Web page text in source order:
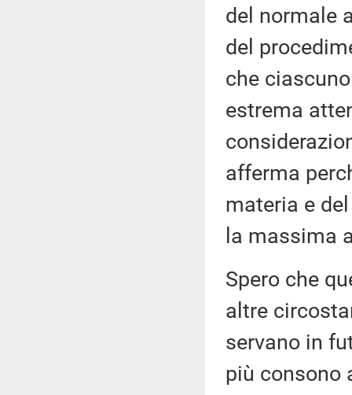
del normale
del
che
estrema
afferma
materia e
la massima
Spero che
altre
servano in
più consono